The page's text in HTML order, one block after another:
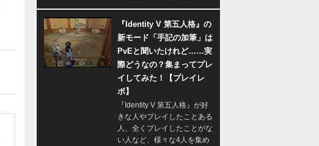
『Identity V 第五人格』の
新モード「手記の加筆」は
PvEと聞いたけれど……実
際どうなの？集まってプレ
イしてみた！【プレイレ
ポ】
『Identity V 第五人格』が好
きな人やプレイしたことある
人、全くプレイしたことがな
い人など、様々な4人を集め